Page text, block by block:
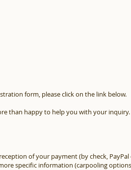
form, please click on the link below.
than happy to help you with your inquiry.
of your payment (by check,
specific information (carpooling